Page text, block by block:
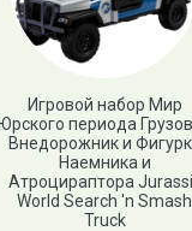
Игровой набор Мир
Юрского периода
Внедорожник и
Наемника и
Атроцираптора
World Search 'n Smash
Truck